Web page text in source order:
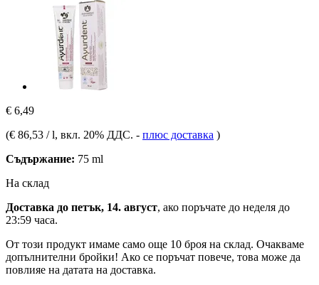
€ 6,49
(€ 86,53 / l, вкл. 20% ДДС. - плюс доставка )
Съдържание: 75 ml
На склад
Доставка до петък, 14. август, ако поръчате до неделя до
23:59 часа.
От този продукт имаме само още 10 броя на склад. Очакваме
допълнителни бройки! Ако се поръчат повече, това може да
повлияе на датата на доставка.